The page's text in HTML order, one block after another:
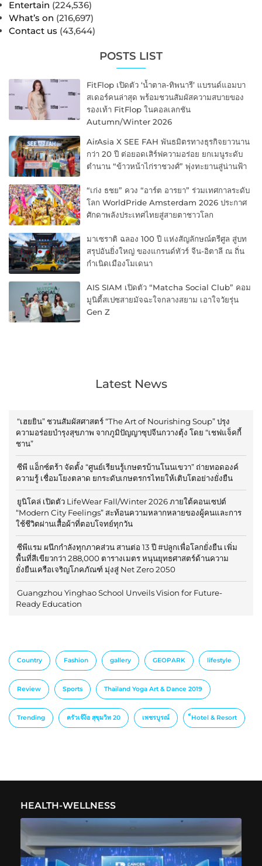
Entertain (224,536)
What’s on (216,697)
Contact us (43,644)
POSTS LIST
FitFlop เปิดตัว ‘น้ำตาล-ทิพนารี’ แบรนด์แอมบา
สเดอร์คนล่าสุด พร้อมชวนสัมผัสความสบายของ
รองเท้า FitFlop ในคอลเลกชัน
Autumn/Winter 2026
AirAsia X SEE FAH พันธมิตรทางธุรกิจยาวนาน
กว่า 20 ปี ต่อยอดเสิร์ฟความอร่อย ยกเมนูระดับ
ตำนาน “ข้าวหน้าไก่ราชวงศ์” พุ่งทะยานสู่น่านฟ้า
“เก่ง ธชย” ควง “อาร์ต อารยา” ร่วมเทศกาลระดับ
โลก WorldPride Amsterdam 2026 ประกาศ
ศักดาพลังประเทศไทยสู่สายตาชาวโลก
มาเซราติ ฉลอง 100 ปี แห่งสัญลักษณ์ตรีศูล สู่บท
สรุปอันยิ่งใหญ่ ของแกรนด์ทัวร์ จีน-อิตาลี ณ ถิ่น
กำเนิดเมืองโมเดนา
AIS SIAM เปิดตัว “Matcha Social Club” คอม
มูนิตี้สเปซสายมัจฉะใจกลางสยาม เอาใจวัยรุ่น
Gen Z
Latest News
“เฮยยิน” ชวนสัมผัสศาสตร์ “The Art of Nourishing Soup” ปรุง
ความอร่อยบำรุงสุขภาพ จากภูมิปัญญาซุปจีนกวางตุ้ง โดย “เชฟแจ็คกี้
ชาน”
ซีพี แอ็กซ์ตร้า จัดตั้ง “ศูนย์เรียนรู้เกษตรบ้านโนนเขวา” ถ่ายทอดองค์
ความรู้ เชื่อมโยงตลาด ยกระดับเกษตรกรไทยให้เติบโตอย่างยั่งยืน
ยูนิโคล่ เปิดตัว LifeWear Fall/Winter 2026 ภายใต้คอนเซปต์
“Modern City Feelings” สะท้อนความหลากหลายของผู้คนและการ
ใช้ชีวิตผ่านเสื้อผ้าที่ตอบโจทย์ทุกวัน
ซีพีแรม ผนึกกำลังทุกภาคส่วน สานต่อ 13 ปี #ปลูกเพื่อโลกยั่งยืน เพิ่ม
พื้นที่สีเขียวกว่า 288,000 ตารางเมตร หนุนยุทธศาสตร์ด้านความ
ยั่งยืนเครือเจริญโภคภัณฑ์ มุ่งสู่ Net Zero 2050
Guangzhou Yinghao School Unveils Vision for Future-
Ready Education
Country Fashion gallery GEOPARK lifestyle
Review Sports Thailand Yoga Art & Dance 2019
Trending ครัวเจ๊ง้อ สุขุมวิท 20 เพชรบูรณ์ ็Hotel & Resort
HEALTH-WELLNESS